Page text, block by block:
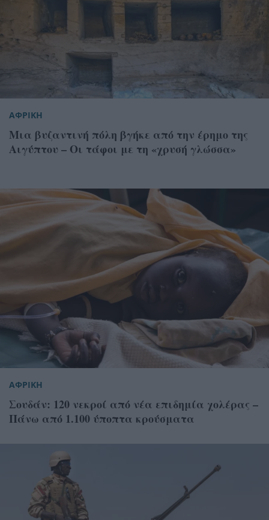
ΑΦΡΙΚΗ
Μια βυζαντινή πόλη βγήκε από την έρημο της
Αιγύπτου – Οι τάφοι με τη «χρυσή γλώσσα»
ΑΦΡΙΚΗ
Σουδάν: 120 νεκροί από νέα επιδημία χολέρας –
Πάνω από 1.100 ύποπτα κρούσματα